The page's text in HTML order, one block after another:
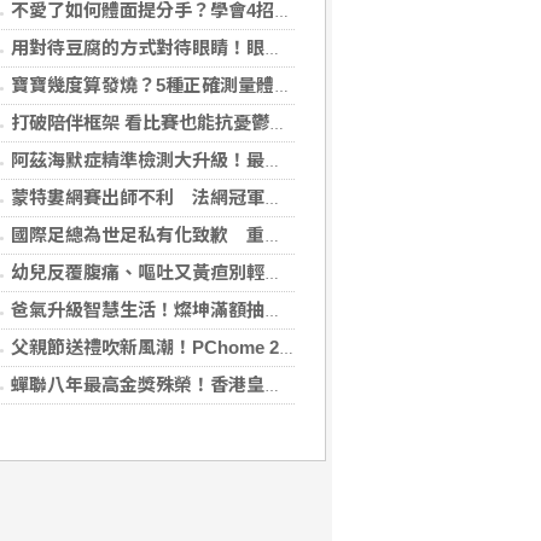
不愛了如何體面提分手？學會4招重新看待分手：道歉、挽留都沒必要
用對待豆腐的方式對待眼睛！眼科醫揭「4件事」絕不可以對眼睛做
寶寶幾度算發燒？5種正確測量體溫的方法：耳溫測量快、額溫快速便利
打破陪伴框架 看比賽也能抗憂鬱？日最新研究指出：觀看運動賽事 老年憂鬱症風險降低3成
阿茲海默症精準檢測大升級！最新血液生物標記檢測，不再只能靠「猜」
蒙特婁網賽出師不利 法網冠軍茲韋列夫輸荷蘭對手
國際足總為世足私有化致歉 重申力挺主席英凡提諾
幼兒反覆腹痛、嘔吐又黃疸別輕忽 當心罹患罕見先天性膽管囊腫
爸氣升級智慧生活！燦坤滿額抽折疊旗艦機、台灣大 3C 豪禮最低 0 元帶回家
父親節送禮吹新風潮！PChome 24h 購物揭男香 TOP5 與居家健身器材買氣翻倍
蟬聯八年最高金獎殊榮！香港皇玥推「五大亮點」中秋禮盒